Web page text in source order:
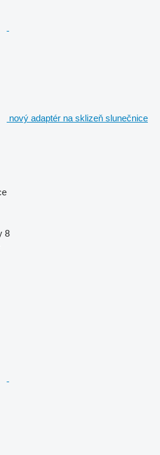
nový adaptér na sklizeň slunečnice
8